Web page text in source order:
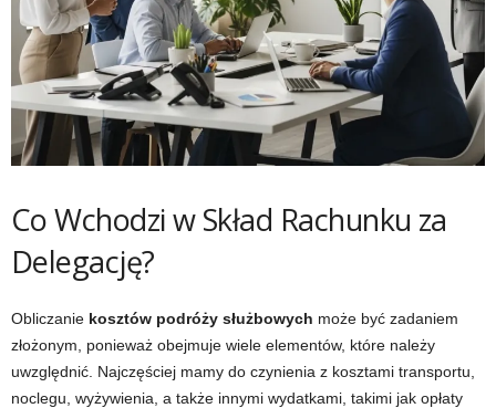
Co Wchodzi w Skład Rachunku za
Delegację?
Obliczanie kosztów podróży służbowych może być zadaniem
złożonym, ponieważ obejmuje wiele elementów, które należy
uwzględnić. Najczęściej mamy do czynienia z kosztami transportu,
noclegu, wyżywienia, a także innymi wydatkami, takimi jak opłaty